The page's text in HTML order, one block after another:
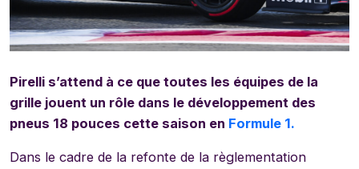
Pirelli s’attend à ce que toutes les équipes de la
grille jouent un rôle dans le développement des
pneus 18 pouces cette saison en Formule 1.
Dans le cadre de la refonte de la règlementation